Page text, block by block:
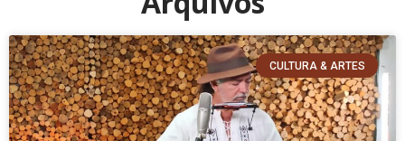
CULTURA & ARTES